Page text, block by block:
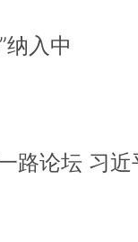
纳入中
路论坛 习近